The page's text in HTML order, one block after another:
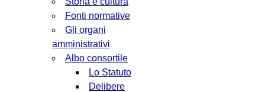
Fonti normative
Gli organi
amministrativi
Albo consortile
Lo Statuto
Delibere